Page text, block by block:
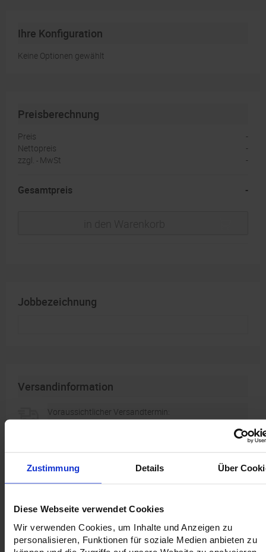
Zustimmung Details Über
Diese Webseite verwendet Cookies
Wir verwenden Cookies, um Inhalte und Anzeigen zu
personalisieren, Funktionen für soziale Medien anbieten zu
Ihre Konfiguration
Keine Optionen gewählt
Preisberechnung
Preis
-
Nettopreis
-
zzgl. - MwSt -
Gesamtpreis -
Jobbezeichnung
Versandinformation
Voraussichtlicher Versandtermin:
Dank seiner statischen Aufladung ist der Film
wiederverwendbar